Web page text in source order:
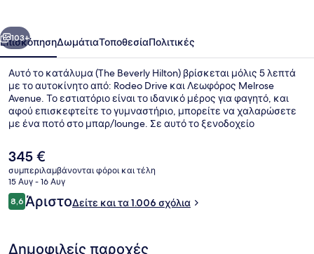
Επόμενο
103+
ΕπισκόπησηΔωμάτιαΤοποθεσίαΠολιτικές
Αυτό το κατάλυμα (The Beverly Hilton) βρίσκεται μόλις 5 λεπτά
με το αυτοκίνητο από: Rodeo Drive και Λεωφόρος Melrose
Avenue. Το εστιατόριο είναι το ιδανικό μέρος για φαγητό, και
αφού επισκεφτείτε το γυμναστήριο, μπορείτε να χαλαρώσετε
με ένα ποτό στο μπαρ/lounge. Σε αυτό το ξενοδοχείο
ταξιδιώτες λένε εξαιρετικά πράγματα για το εξυπηρετικό
προσωπικό.
Η
τρέχουσα
τιμή
είναι
345 €
345 €
συμπεριλαμβάνονται φόροι και τέλη
15 Αυγ - 16 Αυγ
Σχόλια
8,68,6 στα 10
ΆριστοΔείτε και τα 1.006 σχόλια
Δημοφιλείς παροχές